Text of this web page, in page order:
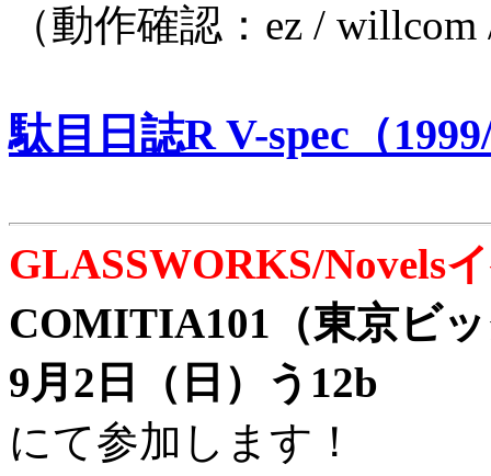
（動作確認：ez /
駄目日誌R V-spec（
GLASSWORKS/Novels
COMITIA101（東京ビ
9月2日（日）う12b
にて参加します！